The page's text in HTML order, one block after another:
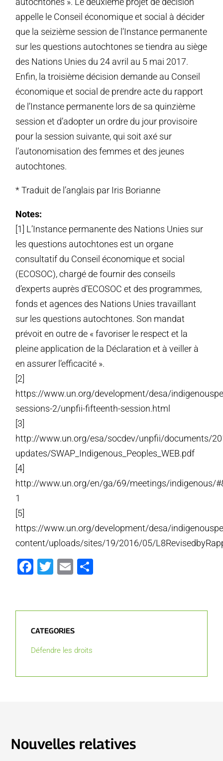
appelle le Conseil économique et social à décider
que la seizième session de l’Instance permanente
sur les questions autochtones se tiendra au siège
des Nations Unies du 24 avril au 5 mai 2017.
Enfin, la troisième décision demande au Conseil
économique et social de prendre acte du rapport
de l’Instance permanente lors de sa quinzième
session et d’adopter un ordre du jour provisoire
pour la session suivante, qui soit axé sur
l’autonomisation des femmes et des jeunes
autochtones.
* Traduit de l’anglais par Iris Borianne
Notes:
[1] L’Instance permanente des Nations Unies sur
les questions autochtones est un organe
consultatif du Conseil économique et social
(ECOSOC), chargé de fournir des conseils
d’experts auprès d’ECOSOC et des programmes,
fonds et agences des Nations Unies travaillant
sur les questions autochtones. Son mandat
prévoit en outre de « favoriser le respect et la
pleine application de la Déclaration et à veiller à
en assurer l’efficacité ».
[2]
https://www.un.org/development/desa/
sessions-2/unpfii-fifteenth-session.html
[3]
http://www.un.org/esa/socdev/unpfii/documents/
updates/SWAP_Indigenous_Peoples_WEB.pdf
[4]
http://www.un.org/en/ga/69/meetings/indigenous/
1
[5]
https://www.un.org/development/desa/
content/uploads/sites/19/2016/05/
Facebook
Twitter
Email
CATEGORIES
Défendre les droits
Nouvelles relatives